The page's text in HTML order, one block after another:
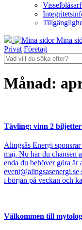
Mina
Privat Företag
Månad:
Tävling: vinn 2 biljetter
Alingsås Energi
maj. Nu har du chansen
enda du behöver göra är
i början på veckan och
Välkommen till